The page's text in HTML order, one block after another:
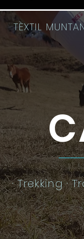
· Trekking ·